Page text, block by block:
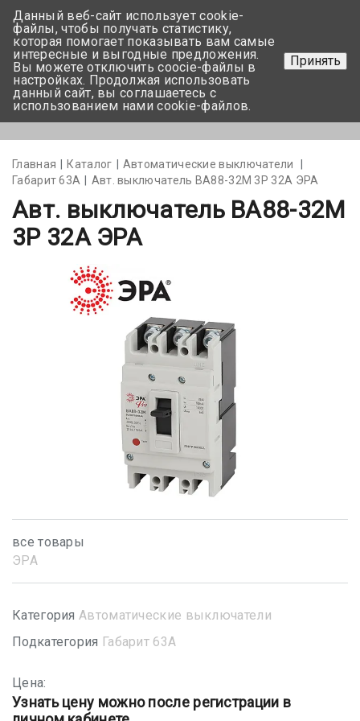
+375 17-350-99-56
+375 44-752-82-08
Задать вопрос
Главная Каталог
Автоматические выключатели
Габарит 63А
Авт. выключатель ВА88-32М 3Р 32А ЭРА
Авт. выключатель ВА88-32М
3Р 32А ЭРА
все товары
ЭРА
Категория Автоматические выключатели
Подкатегория Габарит 63А
Цена:
Узнать цену можно после регистрации в
Данный веб-сайт использует cookie-
файлы, чтобы получать статистику,
которая помогает показывать вам самые
интересные и выгодные предложения.
Вы можете отключить coocie-файлы в
настройках. Продолжая использовать
данный сайт, вы соглашаетесь с
использованием нами cookie-файлов.
Принять